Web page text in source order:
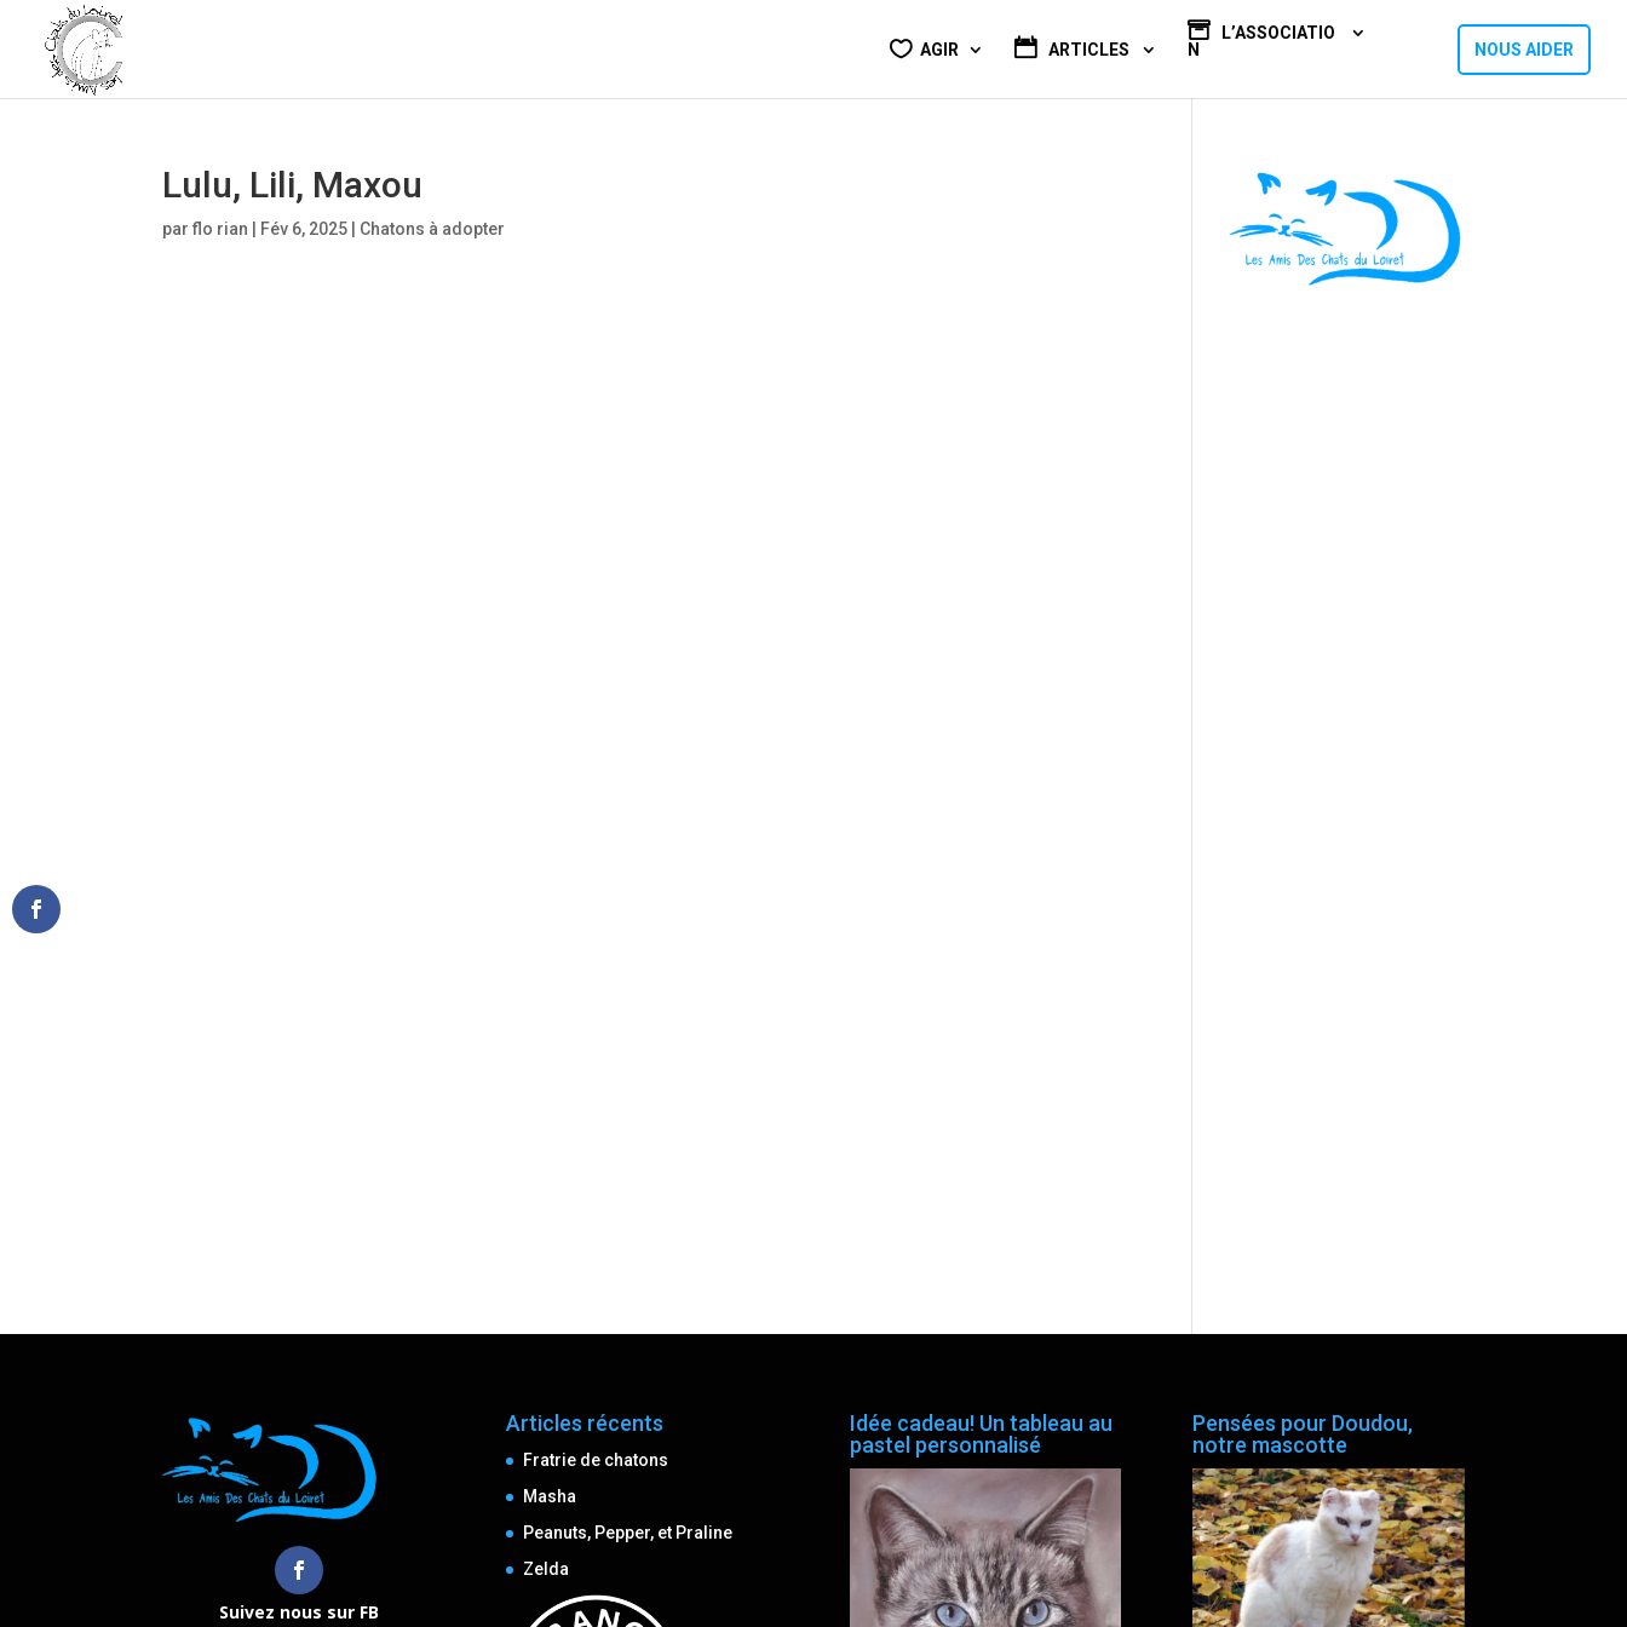
AGIR ARTICLES
L’ASSOCIATIO
N
NOUS AIDER
Lulu, Lili, Maxou
parflo rian Fév 6, 2025 Chatons à adopter
Suivez nous sur FB
Articles récents
Fratrie de chatons
Masha
Peanuts, Pepper, et Praline
Zelda
Idée cadeau! Un tableau au
pastel personnalisé
Pensées pour Doudou,
notre mascotte